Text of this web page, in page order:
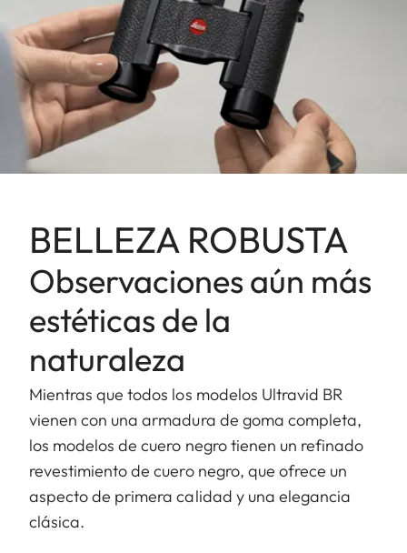
BELLEZA ROBUSTA
Observaciones aún más
estéticas de la
naturaleza
Mientras que todos los modelos Ultravid BR
vienen con una armadura de goma completa,
los modelos de cuero negro tienen un refinado
revestimiento de cuero negro, que ofrece un
aspecto de primera calidad y una elegancia
clásica.